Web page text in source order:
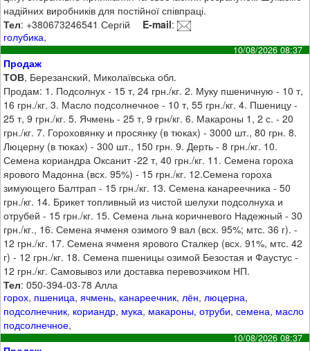
надійних виробників для постійної співпраці.
Тел: +380673246541 Сергій E-mail:
голубика,
10/08/2026 08:37
Продаж
ТОВ, Березанский, Миколаївська обл.
Продам: 1. Подсолнух - 15 т, 24 грн./кг. 2. Муку пшеничную - 10 т,
16 грн./кг. 3. Масло подсолнечное - 10 т, 55 грн./кг. 4. Пшеницу -
25 т, 9 грн./кг. 5. Ячмень - 25 т, 9 грн/кг. 6. Макароны 1, 2 с. - 20
грн./кг. 7. Гороховянку и просянку (в тюках) - 3000 шт., 80 грн. 8.
Люцерну (в тюках) - 300 шт., 150 грн. 9. Дерть - 8 грн./кг. 10.
Семена кориандра Оксанит -22 т, 40 грн./кг. 11. Семена гороха
ярового Мадонна (всх. 95%) - 15 грн./кг. 12.Семена гороха
зимующего Балтрап - 15 грн./кг. 13. Семена канареечника - 50
грн./кг. 14. Брикет топливный из чистой шелухи подсолнуха и
отрубей - 15 грн./кг. 15. Семена льна коричневого Надежный - 30
грн./кг., 16. Семена ячменя озимого 9 вал (всх. 95%; мтс. 36 г). -
12 грн./кг. 17. Семена ячменя ярового Сталкер (всх. 91%, мтс. 42
г) - 12 грн./кг. 18. Семена пшеницы озимой Безостая и Фаустус -
12 грн./кг. Самовывоз или доставка перевозчиком НП.
Тел: 050-394-03-78 Алла
горох, пшеница,ячмень, канареечник, лён, люцерна,
подсолнечник, кориандр, мука, макароны,отруби,семена, масло
подсолнечное,
10/08/2026 08:37